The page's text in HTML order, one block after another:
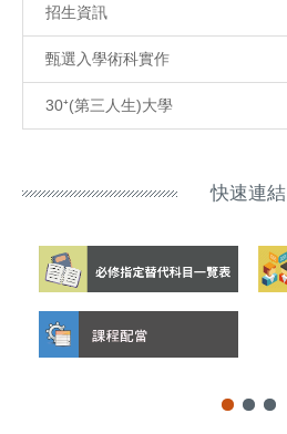
招生資訊
甄選入學術科實作
30⁺(第三人生)大學
快速連結